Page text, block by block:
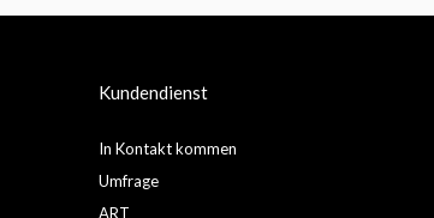
Kundendienst
In Kontakt kommen
Umfrage
ART